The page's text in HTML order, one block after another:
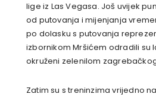
lige iz Las Vegasa. Još uvijek
od putovanja i mijenjanja
po dolasku s putovanja
izbornikom Mršićem odradili su
okruženi zelenilom
Zatim su s treninzima vrijedno